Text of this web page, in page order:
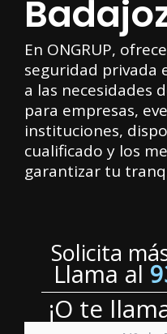
En ONGRUP,
seguridad privada
a las necesidades
para empresas,
instituciones,
cualificado y los
garantizar tu
Solicita
Llama al
¡O te